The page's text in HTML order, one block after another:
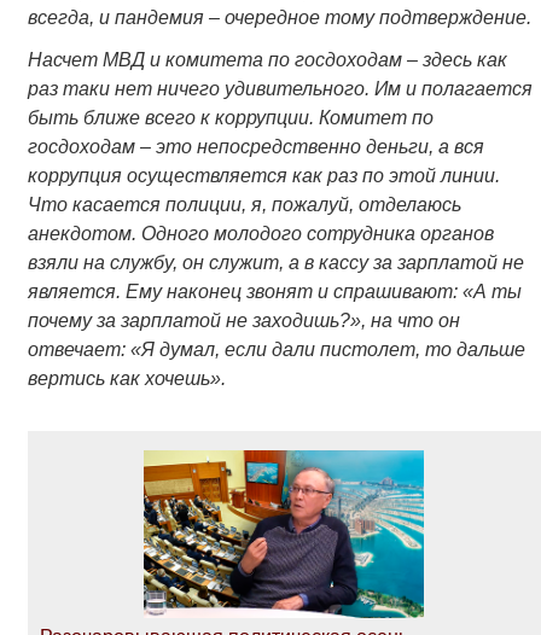
всегда, и пандемия – очередное тому подтверждение.
Насчет МВД и комитета по госдоходам – здесь как
раз таки нет ничего удивительного. Им и полагается
быть ближе всего к коррупции. Комитет по
госдоходам – это непосредственно деньги, а вся
коррупция осуществляется как раз по этой линии.
Что касается полиции, я, пожалуй, отделаюсь
анекдотом. Одного молодого сотрудника органов
взяли на службу, он служит, а в кассу за зарплатой не
является. Ему наконец звонят и спрашивают: «А ты
почему за зарплатой не заходишь?», на что он
отвечает: «Я думал, если дали пистолет, то дальше
вертись как хочешь».